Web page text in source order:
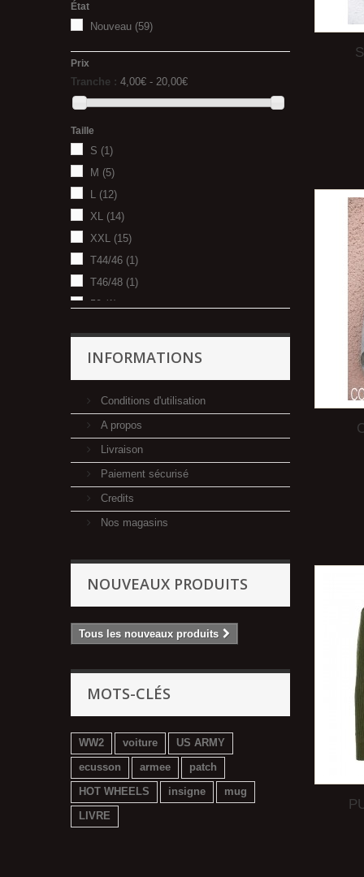
État
Nouveau (59)
Prix
Tranche : 4,00€ - 20,00€
Taille
S (1)
M (5)
L (12)
XL (14)
XXL (15)
T44/46 (1)
T46/48 (1)
50 (1)
INFORMATIONS
Conditions d'utilisation
A propos
Livraison
Paiement sécurisé
Credits
Nos magasins
NOUVEAUX PRODUITS
Tous les nouveaux produits
MOTS-CLÉS
WW2 voiture
US ARMY
ecusson
armee
patch
HOT WHEELS
insigne
mug
LIVRE